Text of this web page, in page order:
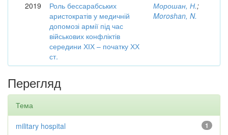
2019
Роль бессарабських
аристократів у медичній
допомозі армії під час
військових конфліктів
середини ХІХ – початку ХХ
ст.
Морошан, Н.;
Moroshan, N.
Перегляд
Тема
1
military hospital